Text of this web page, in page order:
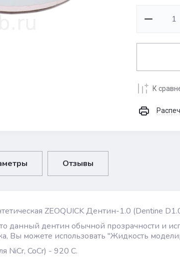
К
Отзывы
ZEOQUICK Дентин-1.0 (Dentine
данный дентин обычной прозрачности и
Вы можете использовать "Жидкость
NiCr, CoCr) - 920 C.